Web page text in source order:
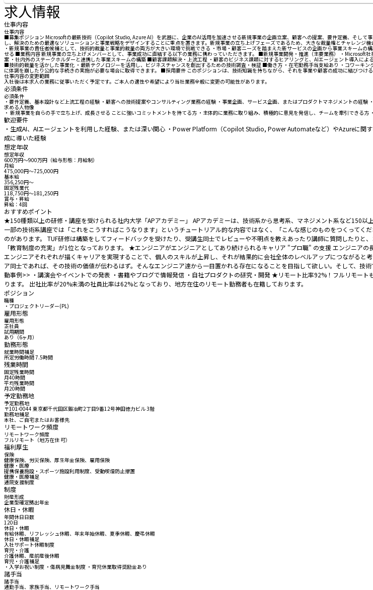
求人情報
仕事内容
仕事内容
■募集ポジション Microsoftの最新技術（Copilot Studio, Azure AI）を武器に、企業のAI活用を加速させる新規事業の企画立案、顧客への提案、要件定義、そし
し、解決のための最適なソリューションと事業戦略をデザインすることに重点を置きます。新規事業の立ち上げフェーズであるため、大きな裁量権とチャレン
・新規事業の責任者候補として、技術的裁量と事業的裁量の両方が大きい環境で挑戦できる ・市場・顧客ニーズを踏まえた新サービスの企画から事業スキーム
せる ■業務内容 新規事業の立ち上げメンバーとして、事業成功に直結する以下の業務に携わっていただきます。 ■新規事業開発・推進（主要業務） ・
案 ・社内外のステークホルダーと連携した事業スキームの構築 ■顧客課題解決・上流工程 ・顧客のビジネス課題に対するヒアリングと、AIエージェント導入に
■技術的裁量を活かした事業化 ・最新テクノロジーを活用し、ビジネスチャンスを創出するための技術調査・検証 ■働き方 ・在宅勤務手当支給あり ・コワー
に体調を崩したり公的な手続きの実施が必要な場合に取得できます。 ■採用要件 このポジションは、技術知識を持ちながら、それを事業や顧客の成功に結びつける
仕事内容の変更範囲
入社後は本求人の業務に従事いただく予定です。ご本人の適性や希望により当社業務全般に変更の可能性があります。
必須条件
必須条件
・要件定義、基本設計など上流工程の経験 ・顧客への技術提案やコンサルティング業務の経験 ・事業企画、サービス企画、またはプロダクトマネジメントの経験
求める人物像
・ 新規事業を自らの手で立ち上げ、成長させる ことに強いコミットメントを持てる方 ・主体的に業務に取り組み、積極的に意見を発信し、チームを牽引できる
歓迎要件
・生成AI、AIエージェントを利用した経験、または深い関心 ・Power Platform（Copilot Studio, Power Automateなど）やAzureに関
成に導いた経験
想定年収
想定年収
600万円〜900万円（給与形態：月給制）
月給
475,000円〜725,000円
基本給
356,250円〜
固定残業代
118,750円〜181,250円
賞与・昇給
昇給：4回
おすすめポイント
★150種類以上の研修・講座を受けられる社内大学「APアカデミー」 APアカデミーは、技術系から思考系、マネジメント系など150
一部の技術系講座では「これをこうすればこうなります」というチュートリアル的な内容ではなく、「こんな感じのものをつくって
のがあります。 TUF研修は構築をしてフィードバックを受けたり、受講生同士でレビューや不明点を教えあったり講師に質問したりと
「教育制度の充実」が1位となっております。 ★エンジニアがエンジニアとしてあり続けられるキャリア "プロ職" の支援 エンジニア
エンジニアそれぞれが描くキャリアを実現することで、個人のスキルが上昇し、それが結果的に会社全体のレベルアップにつながる
ア同士であれば、その技術の価値が伝わるはず。そんなエンジニア達から一目置かれる存在になることを目指して欲しい。そして、
動事例>> ・講演会やイベントでの発表 ・書籍やブログで情報発信 ・自社プロダクトの研究・開発 ★リモート比率92%！フルリモー
ります。 出社比率が20%未満の社員比率は62%となっており、地方在住のリモート勤務者も在籍しております。
ポジション
職種
・プロジェクトリーダー(PL)
雇用形態
雇用形態
正社員
試用期間
あり（6ヶ月）
勤務形態
就業時間補足
所定労働時間 7.5時間
残業時間
固定残業時間
月40時間
平均残業時間
月20時間
予定勤務地
予定勤務地
〒101-0044 東京都千代田区鍛冶町2丁目9番12号神田徳力ビル 3階
勤務地補足
本社、ご自宅またはお客様先
リモートワーク頻度
リモートワーク頻度
フルリモート（地方在住 可）
福利厚生
保険
健康保険、労災保険、厚生年金保険、雇用保険
健康・医療
提携保養施設・スポーツ施設利用制度、受動喫煙防止措置
健康・医療補足
通院支援制度
制度
財産形成
企業型確定拠出年金
休日・休暇
年間休日日数
120日
休日・休暇
有給休暇、リフレッシュ休暇、年末年始休暇、夏季休暇、慶弔休暇
休日・休暇補足
入社サポート休暇制度
育児・介護
介護休暇、産前産後休暇
育児・介護補足
・入学お祝い制度 ・傷病見舞金制度 ・育児休業取得奨励金あり
諸手当
諸手当
通勤手当、家族手当、リモートワーク手当